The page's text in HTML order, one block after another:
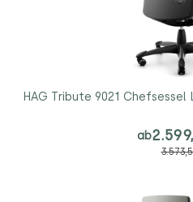
HAG Tribute 9021 Chefsessel
ab